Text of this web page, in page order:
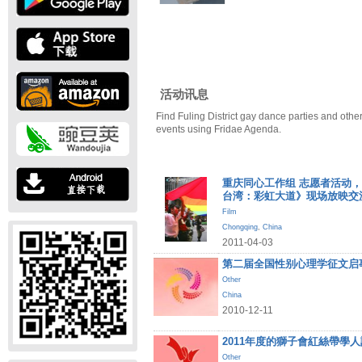
活动讯息
Find Fuling District gay dance parties and
events using Fridae Agenda.
重庆同心工作组 志愿者活动
台湾：彩虹大道》现场放映交
Film
Chongqing, China
2011-04-03
第二届全国性别心理学征文启
Other
China
2010-12-11
2011年度的獅子會紅絲帶學
Other